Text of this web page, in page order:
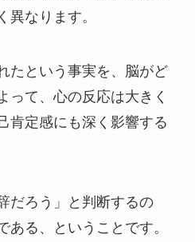
異なります。
たという事実を、脳がど
って、心の反応は大きく
肯定感にも深く影響する
だろう」と判断するの
ある、ということです。